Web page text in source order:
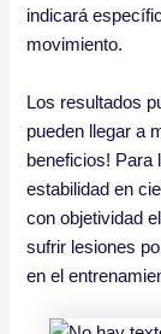
indicará
movimiento.
Los resultados
pueden llegar a
beneficios! Para
estabilidad en
con objetividad
sufrir lesiones
en el